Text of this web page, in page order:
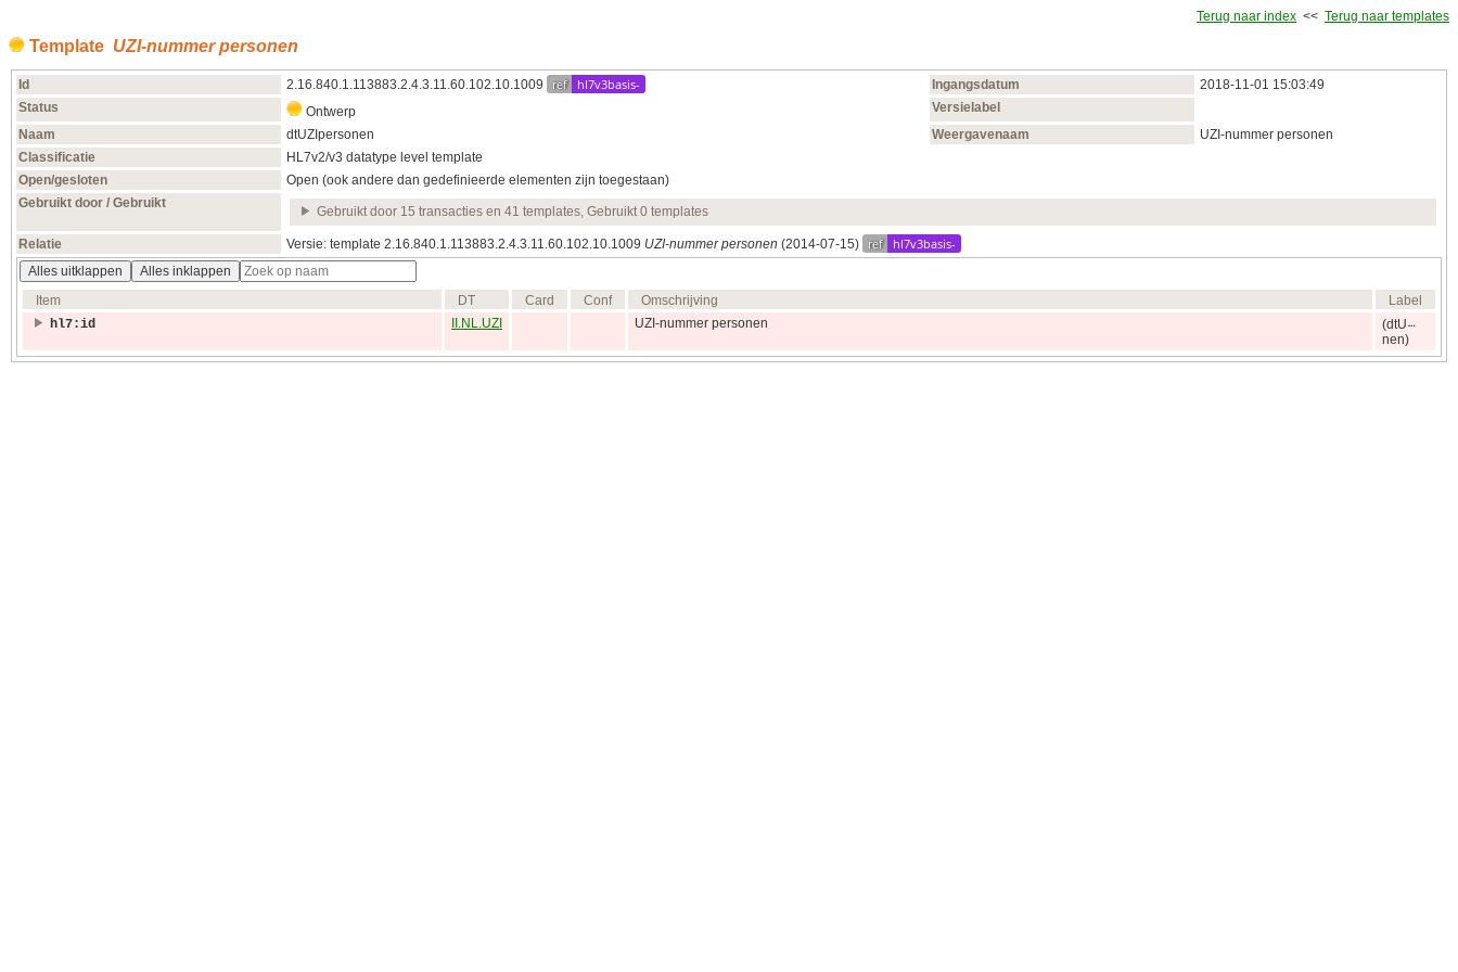
Terug naar index << Terug naar templates
Template UZI-nummer personen
Id 2.16.840.1.113883.2.4.3.11.60.102.10.1009 ref hl7v3basis- Ingangsdatum
2018‑11‑01 15:03:49
Status
Ontwerp
Versielabel
Naam
dtUZIpersonen Weergavenaam
UZI-nummer personen
Classificatie
HL7v2/v3 datatype level template
Open/gesloten
Open (ook andere dan gedefinieerde elementen zijn toegestaan)
Gebruikt door / Gebruikt
Gebruikt door 15 transacties en 41 templates, Gebruikt 0 templates
Relatie Versie: template 2.16.840.1.113883.2.4.3.11.60.102.10.1009 UZI-nummer personen (2014‑07‑15) ref hl7v3basis-
Alles uitklappen
Alles inklappen
Item
DT Card Conf Omschrijving
Label
hl7:id
II.NL.UZI UZI-nummer personen
(dtU
nen)